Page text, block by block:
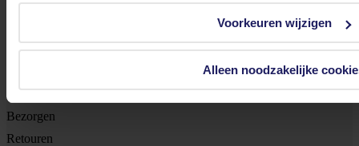
Voorkeuren wijzigen
Alleen noodzakelijke
Klantenservice
Betalen
Bezorgen
Retouren